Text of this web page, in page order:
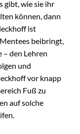
gibt, wie sie ihr
können, dann
ist
beibringt,
den Lehren
und
vor knapp
Fuß zu
auf solche